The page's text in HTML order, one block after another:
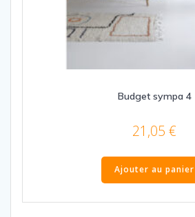
Budget sympa 4
21,05 €
Ajouter au panier